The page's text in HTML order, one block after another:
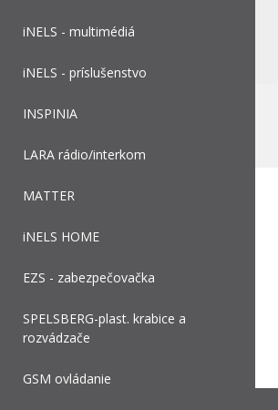
iNELS - multimédiá
iNELS - príslušenstvo
INSPINIA
LARA rádio/interkom
MATTER
iNELS HOME
EZS - zabezpečovačka
SPELSBERG-plast. krabice a
rozvádzače
GSM ovládanie